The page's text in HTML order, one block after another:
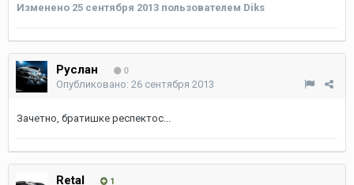
Изменено 25 сентября 2013 пользователем Diks
Руслан 0
Опубликовано: 26 сентября 2013
Зачетно, братишке респектос...
Retal 1